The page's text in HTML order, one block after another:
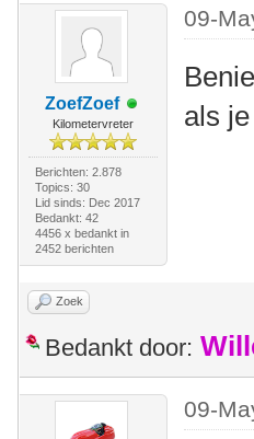
ZoefZoef
Kilometervreter
Berichten: 2.878
Topics: 30
Lid sinds: Dec 2017
Bedankt: 42
4456 x bedankt in
2452 berichten
09-
als
Zoek
Bedankt door:
09-